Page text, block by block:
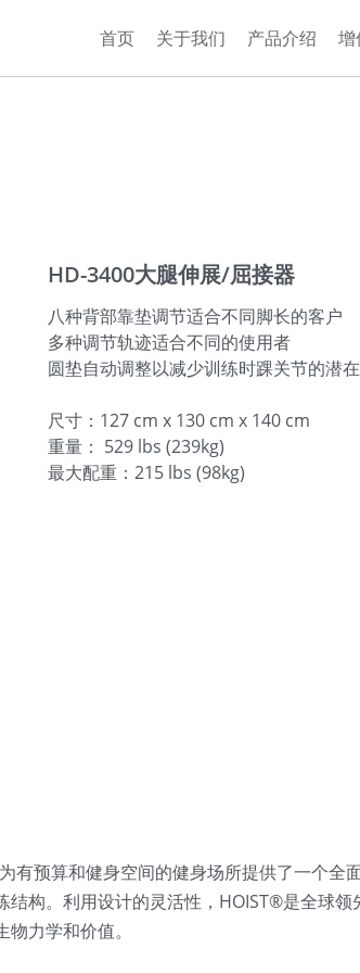
首页 关于我们 产品介绍 增
HD-3400大腿伸展/屈接器
八种背部靠垫调节适合不同脚长的客户
多种调节轨迹适合不同的使用者
圆垫自动调整以减少训练时踝关节的潜
尺寸：127 cm x 130 cm x 140 cm
重量： 529 lbs (239kg)
最大配重：215 lbs (98kg)
有预算和健身空间的健身场所提供了一个全
结构。利用设计的灵活性，HOIST®是全球
力学和价值。